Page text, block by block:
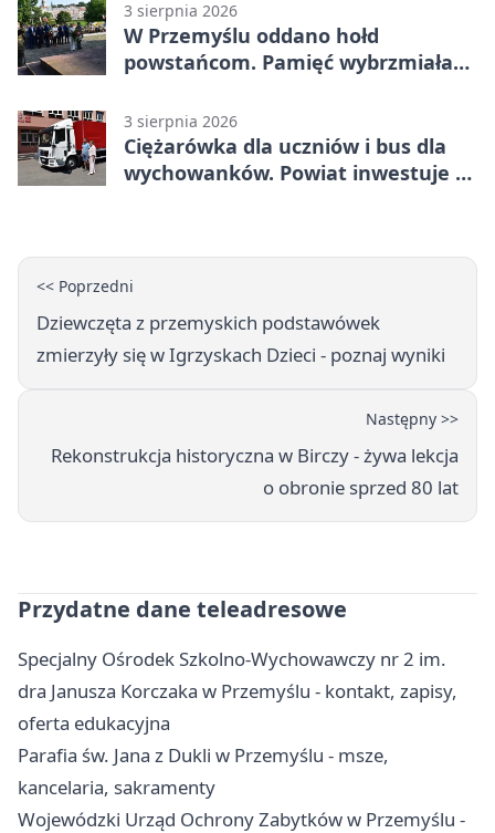
3 sierpnia 2026
W Przemyślu oddano hołd
powstańcom. Pamięć wybrzmiała
3 sierpnia 2026
Ciężarówka dla uczniów i bus dla
wychowanków. Powiat inwestuje w
<< Poprzedni
Dziewczęta z przemyskich podstawówek
zmierzyły się w Igrzyskach Dzieci - poznaj wyniki
Następny >>
Rekonstrukcja historyczna w Birczy - żywa lekcja
o obronie sprzed 80 lat
Przydatne dane teleadresowe
Specjalny Ośrodek Szkolno-Wychowawczy nr 2 im.
dra Janusza Korczaka w Przemyślu - kontakt, zapisy,
oferta edukacyjna
Parafia św. Jana z Dukli w Przemyślu - msze,
kancelaria, sakramenty
Wojewódzki Urząd Ochrony Zabytków w Przemyślu -